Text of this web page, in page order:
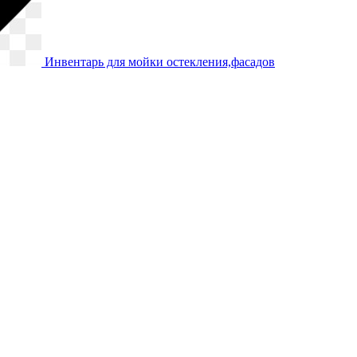
Инвентарь для мойки остекления,фасадов